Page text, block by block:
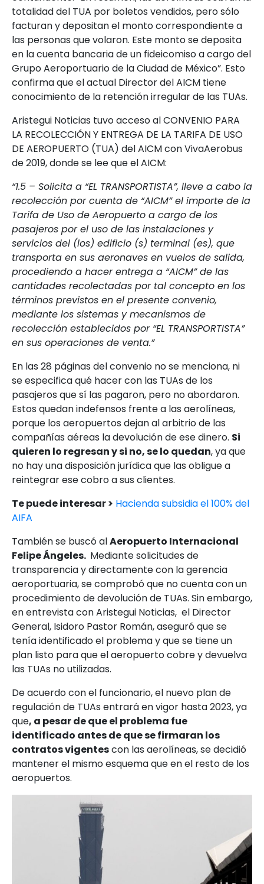
totalidad del TUA por boletos vendidos, pero sólo
facturan y depositan el monto correspondiente a
las personas que volaron. Este monto se deposita
en la cuenta bancaria de un fideicomiso a cargo del
Grupo Aeroportuario de la Ciudad de México”. Esto
confirma que el actual Director del AICM tiene
conocimiento de la retención irregular de las TUAs.
Aristegui Noticias tuvo acceso al CONVENIO PARA
LA RECOLECCIÓN Y ENTREGA DE LA TARIFA DE USO
DE AEROPUERTO (TUA) del AICM con VivaAerobus
de 2019, donde se lee que el AICM:
“1.5 – Solicita a “EL TRANSPORTISTA”, lleve a cabo la
recolección por cuenta de “AICM” el importe de la
Tarifa de Uso de Aeropuerto a cargo de los
pasajeros por el uso de las instalaciones y
servicios del (los) edificio (s) terminal (es), que
transporta en sus aeronaves en vuelos de salida,
procediendo a hacer entrega a “AICM” de las
cantidades recolectadas por tal concepto en los
términos previstos en el presente convenio,
mediante los sistemas y mecanismos de
recolección establecidos por “EL TRANSPORTISTA”
en sus operaciones de venta.”
En las 28 páginas del convenio no se menciona, ni
se especifica qué hacer con las TUAs de los
pasajeros que sí las pagaron, pero no abordaron.
Estos quedan indefensos frente a las aerolíneas,
porque los aeropuertos dejan al arbitrio de las
compañías aéreas la devolución de ese dinero. Si
quieren lo regresan y si no, se lo quedan, ya que
no hay una disposición jurídica que las obligue a
reintegrar ese cobro a sus clientes.
Te puede interesar > Hacienda subsidia el 100% del
AIFA
También se buscó alAeropuerto Internacional
Felipe Ángeles. Mediante solicitudes de
transparencia y directamente con la gerencia
aeroportuaria, se comprobó que no cuenta con un
procedimiento de devolución de TUAs. Sin embargo,
en entrevista con Aristegui Noticias, el Director
General, Isidoro Pastor Román, aseguró que se
tenía identificado el problema y que se tiene un
plan listo para que el aeropuerto cobre y devuelva
las TUAs no utilizadas.
De acuerdo con el funcionario, el nuevo plan de
regulación de TUAs entrará en vigor hasta 2023, ya
que, a pesar de que el problema fue
identificado antes de que se firmaran los
contratos vigentescon las aerolíneas, se decidió
mantener el mismo esquema que en el resto de los
aeropuertos.